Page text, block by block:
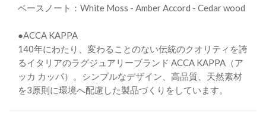
ベースノート：White Moss - Amber Accord - Cedar wood
●ACCA KAPPA
140年にわたり、変わることのない伝統のクオリティを誇
るイタリアのラグジュアリーブランド ACCA KAPPA（ア
ッカ カッパ）。シンプルなデザイン、高品質、天然素材
を3原則に環境へ配慮した製品づくりをしています。